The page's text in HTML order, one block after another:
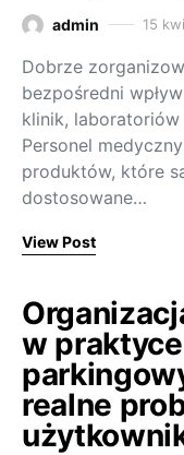
admin 15
Dobrze
bezpośredni
klinik,
Personel
produktów, które
dostosowane…
View Post
w
realne